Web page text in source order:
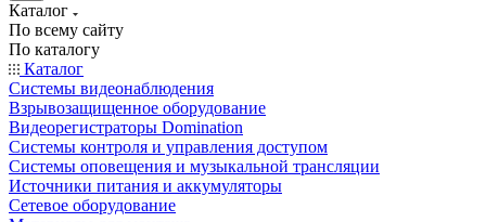
Каталог
По всему сайту
По каталогу
Каталог
Системы видеонаблюдения
Взрывозащищенное оборудование
Видеорегистраторы Domination
Системы контроля и управления доступом
Системы оповещения и музыкальной трансляции
Источники питания и аккумуляторы
Сетевое оборудование